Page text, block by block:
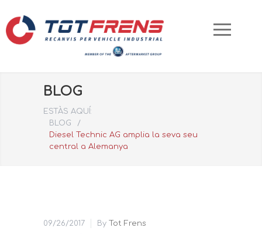
BLOG
ESTÀS AQUÍ:
BLOG
/
Diesel Technic AG amplia la seva seu
central a Alemanya
09/26/2017 By
Tot Frens